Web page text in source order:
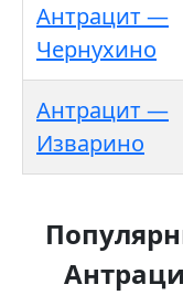
Антрацит —
Чернухино
Антрацит —
Изварино